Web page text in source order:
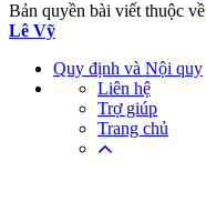
Bản quyền bài viết thuộc về
Lê Vỹ
Quy định và Nội quy
Liên hệ
Trợ giúp
Trang chủ